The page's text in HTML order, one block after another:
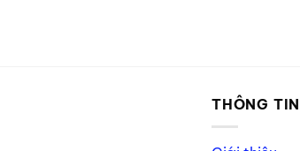
trứng mềm mại, có chế độ rung đa dạng.
THÔNG